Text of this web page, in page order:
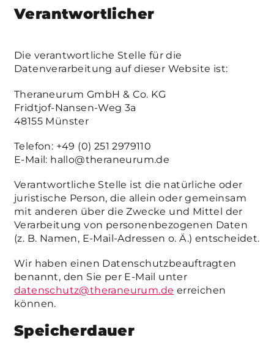
Verantwortlicher
Die verantwortliche Stelle für die
Datenverarbeitung auf dieser Website ist:
Theraneurum GmbH & Co. KG
Fridtjof-Nansen-Weg 3a
48155 Münster
Telefon: +49 (0) 251 2979110
E-Mail: hallo@theraneurum.de
Verantwortliche Stelle ist die natürliche oder
juristische Person, die allein oder gemeinsam
mit anderen über die Zwecke und Mittel der
Verarbeitung von personenbezogenen Daten
(z. B. Namen, E-Mail-Adressen o. Ä.) entscheidet.
Wir haben einen Datenschutzbeauftragten
benannt, den Sie per E-Mail unter
datenschutz@theraneurum.de erreichen
können.
Speicherdauer